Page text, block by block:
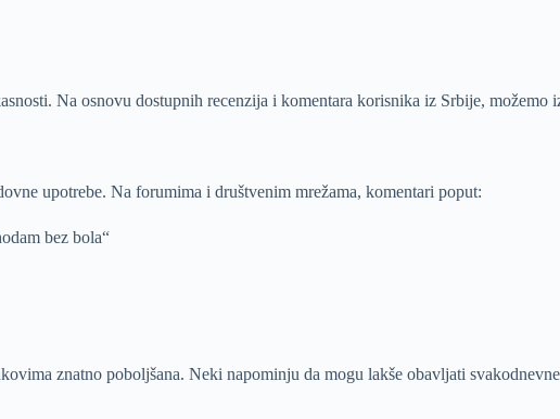
Na osnovu dostupnih recenzija i komentara korisnika iz Srbije,
upotrebe. Na forumima i društvenim mrežama, komentari poput:
bez bola“
znatno poboljšana. Neki napominju da mogu lakše obavljati